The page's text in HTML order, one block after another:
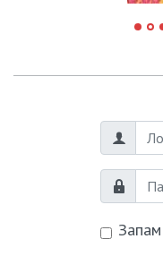
Логін
Пароль